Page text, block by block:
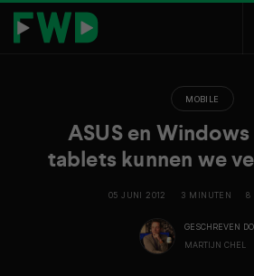
MOBILE
ASUS en
tablets kunnen we
05 JUNI 2012 3 MINUTEN 8
GESCHREVEN
MARTIJN CHEL